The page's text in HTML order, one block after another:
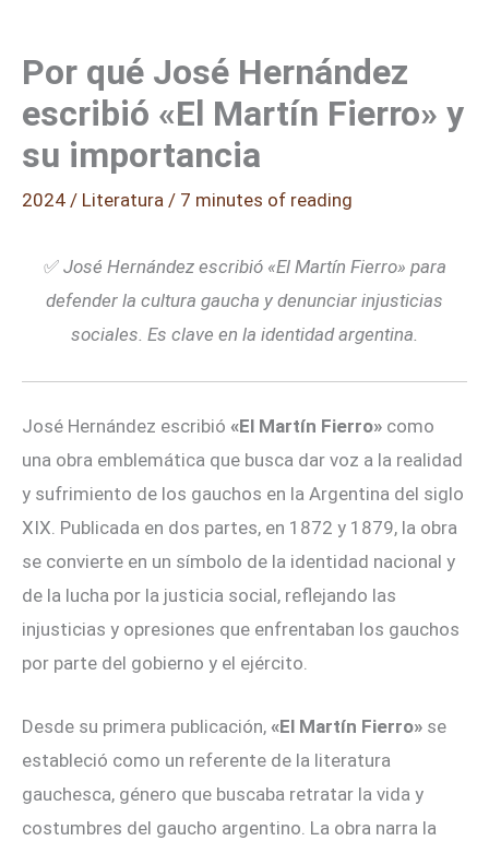
Por qué José Hernández
escribió «El Martín Fierro» y
su importancia
2024 / Literatura / 7 minutes of reading
✅ José Hernández escribió «El Martín Fierro» para
defender la cultura gaucha y denunciar injusticias
sociales. Es clave en la identidad argentina.
José Hernández escribió «El Martín Fierro» como
una obra emblemática que busca dar voz a la realidad
y sufrimiento de los gauchos en la Argentina del siglo
XIX. Publicada en dos partes, en 1872 y 1879, la obra
se convierte en un símbolo de la identidad nacional y
de la lucha por la justicia social, reflejando las
injusticias y opresiones que enfrentaban los gauchos
por parte del gobierno y el ejército.
Desde su primera publicación, «El Martín Fierro» se
estableció como un referente de la literatura
gauchesca, género que buscaba retratar la vida y
costumbres del gaucho argentino. La obra narra la